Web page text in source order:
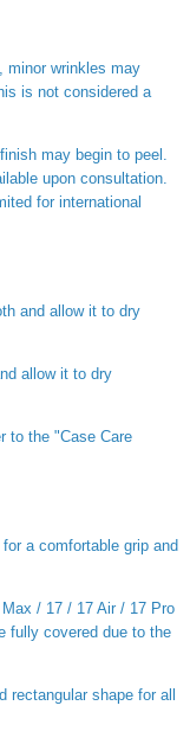
minor wrinkles may
is not considered a
may begin to peel.
upon consultation.
for international
and allow it to dry
allow it to dry
to the "Case Care
a comfortable grip and
/ 17 / 17 Air / 17 Pro
fully covered due to the
rectangular shape for all